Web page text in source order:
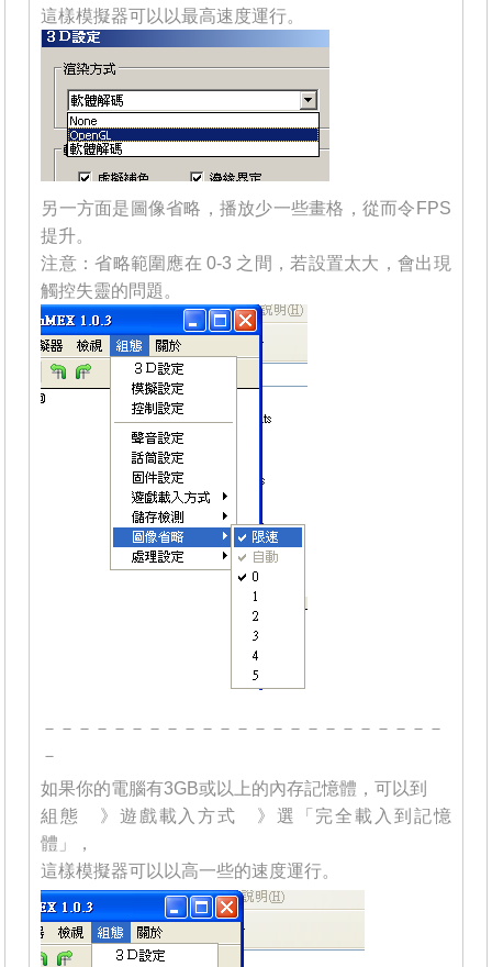
這樣模擬器可以以最高速度運行。
另一方面是圖像省略，播放少一些畫格，從而令FPS
提升。
注意：省略範圍應在 0-3 之間，若設置太大，會出現
觸控失靈的問題。
－－－－－－－－－－－－－－－－－－－－－－－
－
如果你的電腦有3GB或以上的內存記憶體，可以到
組態 》遊戲載入方式 》選「完全載入到記憶
體」，
這樣模擬器可以以高一些的速度運行。